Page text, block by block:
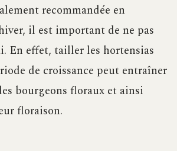
recommandée en
il est important de ne pas
En effet, tailler les hortensias
de croissance peut entraîner
bourgeons floraux et ainsi
floraison.